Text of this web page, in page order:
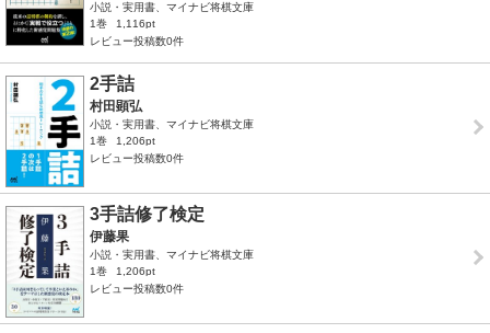
小説・実用書、マイナビ将棋文庫
1巻
1,116pt
レビュー投稿数0件
2手詰
村田顕弘
小説・実用書、マイナビ将棋文庫
1巻
1,206pt
レビュー投稿数0件
3手詰修了検定
伊藤果
小説・実用書、マイナビ将棋文庫
1巻
1,206pt
レビュー投稿数0件